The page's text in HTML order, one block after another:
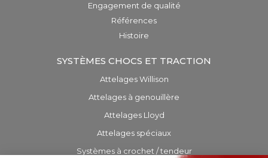
Engagement de qualité
Références
Histoire
SYSTÈMES CHOCS ET TRACTION
Attelages Willison
Attelages à genouillère
Attelages Lloyd
Attelages spéciaux
Systèmes à crochet / tendeur